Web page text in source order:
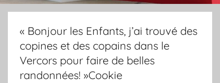
« Bonjour les Enfants, j’ai trouvé des
copines et des copains dans le
Vercors pour faire de belles
randonnées! »Cookie